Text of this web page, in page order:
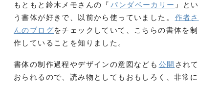
もともと鈴木メモさんの『 パンダベーカリー 』とい
う書体が好きで、以前から使っていました。
作者さ
んのブログをチェックしていて、こちらの書体を制
作していることを知りました。
書体の制作過程やデザインの意図なども 公開 されて
おられるので、読み物としてもおもしろく、非常に